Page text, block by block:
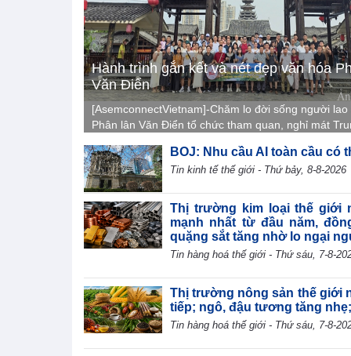
Hành trình gắn kết và nét đẹp văn hóa
Văn Điển
[AsemconnectVietnam]-Chăm lo đời sống người lao
Phân lân Văn Điển tổ chức tham quan, nghỉ mát
văn hóa doanh nghiệp.BOJ: Nhu cầu AI toàn cầu có
Tin kinh tế thế giới - Thứ bảy, 8-8-2026
Thị trường kim loại thế giới
mạnh nhất từ đầu năm,
quặng sắt tăng nhờ lo ngại
Tin hàng hoá thế giới - Thứ sáu, 7-8-
Thị trường nông sản thế giới
tiếp; ngô, đậu tương tăng
Tin hàng hoá thế giới - Thứ sáu, 7-8-